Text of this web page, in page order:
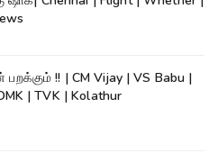
Vijay | VS Babu |
| TVK | Kolathur